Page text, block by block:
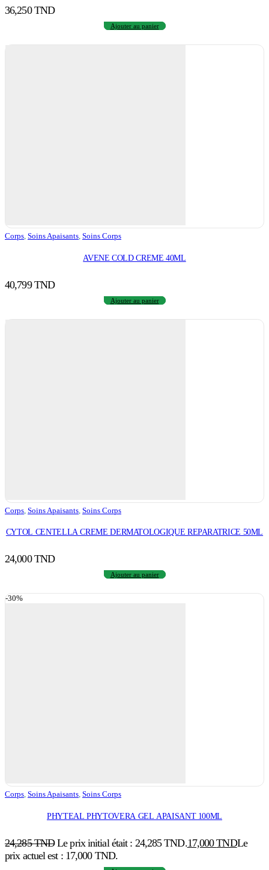
36,250TND
Ajouter au panier
Corps, Soins Apaisants, Soins Corps
AVENE COLD CREME 40ML
40,799TND
Ajouter au panier
Corps Soins Apaisants Soins Corps
CYTOL CENTELLA CREME DERMATOLOGIQUE REPARATRICE 50ML
24,000TND
Ajouter au panier
-30%
Corps, Soins Apaisants, Soins Corps
PHYTEAL PHYTOVERA GEL APAISANT 100ML
24,285TND Le prix initial était : 24,285 TND.17,000TNDLe
prix actuel est : 17,000 TND.